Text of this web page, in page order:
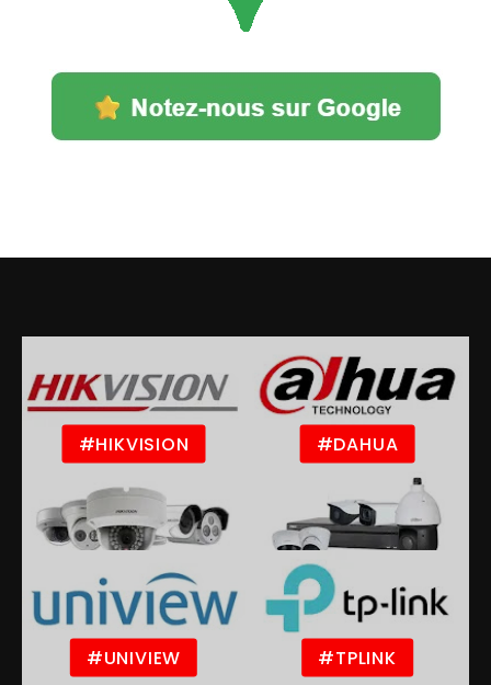
#HIKVISION #DAHUA
#UNIVIEW #TPLINK